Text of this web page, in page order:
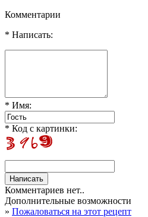
Комментарии
* Написать:
* Имя:
* Код с картинки:
Комментариев нет..
Дополнительные возможности
» Пожаловаться на этот рецепт